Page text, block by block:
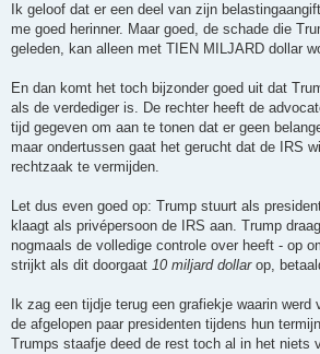
Ik geloof dat er een deel van zijn
me goed herinner. Maar goed, de schade die
geleden, kan alleen met TIEN MILJARD dollar
En dan komt het toch bijzonder goed uit dat
als de verdediger is. De rechter heeft de
tijd gegeven om aan te tonen dat er geen
maar ondertussen gaat het gerucht dat de IRS
rechtzaak te vermijden.
Let dus even goed op: Trump stuurt als
klaagt als privépersoon de IRS aan. Trump
nogmaals de volledige controle over heeft - op
strijkt als dit doorgaat 10 miljard dollarop,
Ik zag een tijdje terug een grafiekje waarin werd
de afgelopen paar presidenten tijdens hun
Trumps staafje deed de rest toch al in het niets